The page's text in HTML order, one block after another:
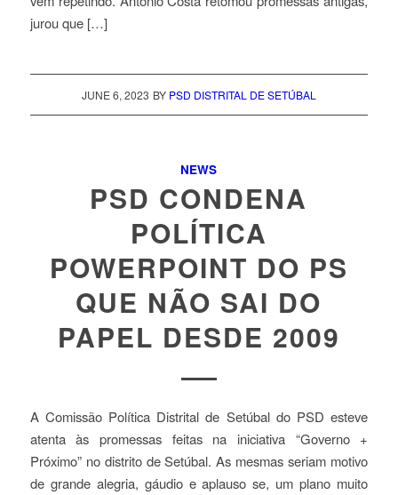
jurou que […]
JUNE 6, 2023 BY PSD DISTRITAL DE SETÚBAL
NEWS
PSD CONDENA
POLÍTICA
POWERPOINT DO PS
QUE NÃO SAI DO
PAPEL DESDE 2009
A Comissão Política Distrital de Setúbal do PSD esteve
atenta às promessas feitas na iniciativa “Governo +
Próximo” no distrito de Setúbal. As mesmas seriam motivo
de grande alegria, gáudio e aplauso se, um plano muito